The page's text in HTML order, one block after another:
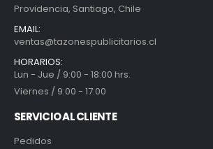
Providencia, Santiago, Chile
EMAIL:
ventas@tazonespublicitarios.cl
HORARIOS:
Lun - Jue / 9:00 - 18:00 hrs.
Viernes / 9:00 - 17:00
SERVICIO AL CLIENTE
Pedidos